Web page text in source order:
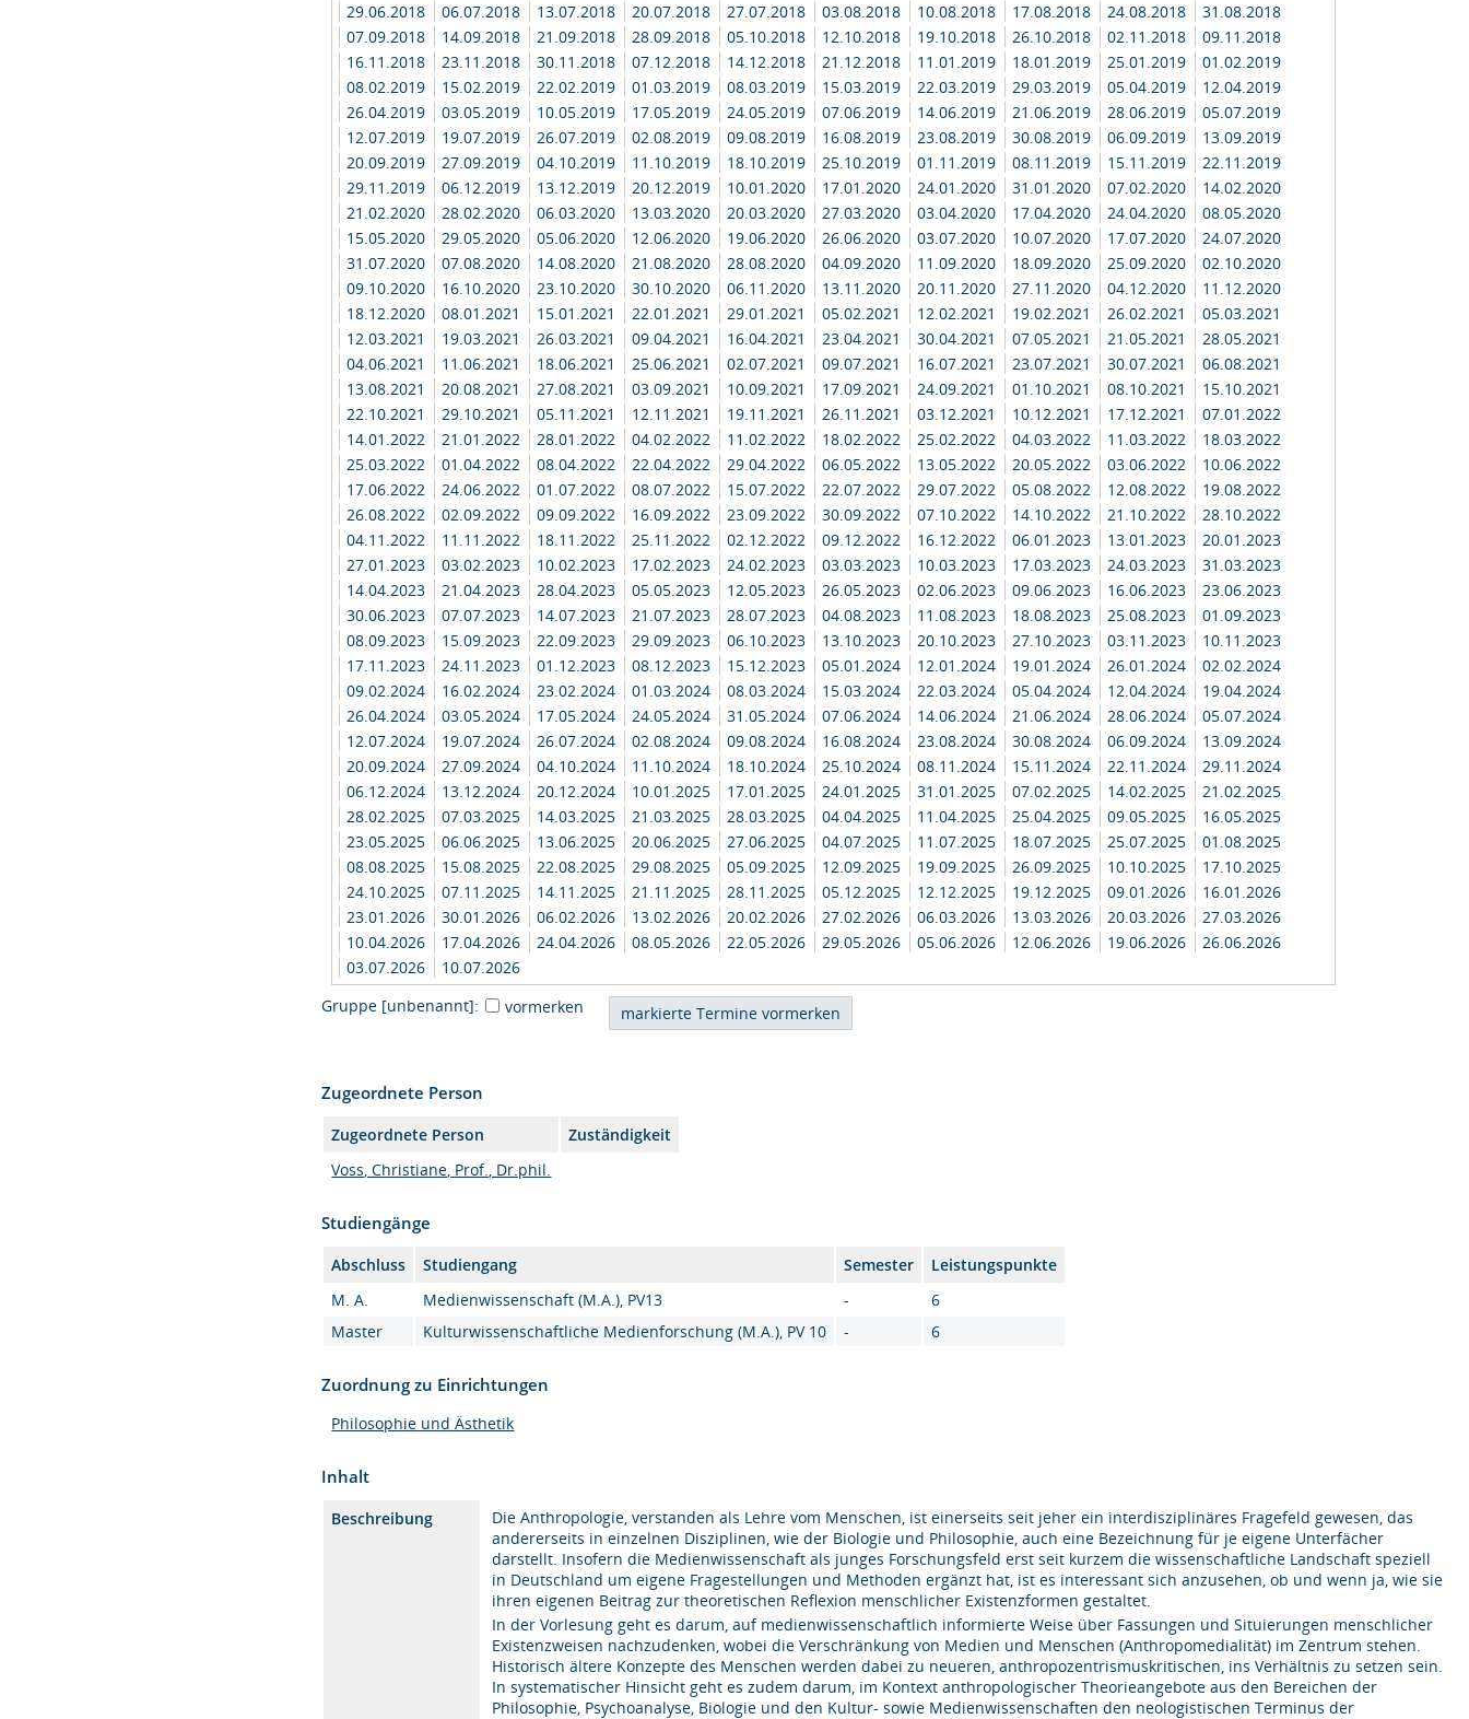
29.06.2018
06.07.2018 13.07.2018 20.07.2018 27.07.2018 03.08.2018 10.08.2018 17.08.2018 24.08.2018
31.08.2018
07.09.2018
14.09.2018 21.09.2018 28.09.2018 05.10.2018 12.10.2018 19.10.2018 26.10.2018 02.11.2018
09.11.2018
16.11.2018
23.11.2018 30.11.2018 07.12.2018 14.12.2018 21.12.2018 11.01.2019 18.01.2019 25.01.2019
01.02.2019
08.02.2019
15.02.2019 22.02.2019 01.03.2019 08.03.2019 15.03.2019 22.03.2019 29.03.2019 05.04.2019
12.04.2019
26.04.2019
03.05.2019 10.05.2019 17.05.2019 24.05.2019 07.06.2019 14.06.2019 21.06.2019 28.06.2019
05.07.2019
12.07.2019
19.07.2019 26.07.2019 02.08.2019 09.08.2019 16.08.2019 23.08.2019 30.08.2019 06.09.2019
13.09.2019
20.09.2019
27.09.2019 04.10.2019 11.10.2019 18.10.2019 25.10.2019 01.11.2019 08.11.2019 15.11.2019
22.11.2019
29.11.2019
06.12.2019 13.12.2019 20.12.2019 10.01.2020 17.01.2020 24.01.2020 31.01.2020 07.02.2020
14.02.2020
21.02.2020
28.02.2020 06.03.2020 13.03.2020 20.03.2020 27.03.2020 03.04.2020 17.04.2020 24.04.2020
08.05.2020
15.05.2020
29.05.2020 05.06.2020 12.06.2020 19.06.2020 26.06.2020 03.07.2020 10.07.2020 17.07.2020
24.07.2020
31.07.2020
07.08.2020 14.08.2020 21.08.2020 28.08.2020 04.09.2020 11.09.2020 18.09.2020 25.09.2020
02.10.2020
09.10.2020
16.10.2020 23.10.2020 30.10.2020 06.11.2020 13.11.2020 20.11.2020 27.11.2020 04.12.2020
11.12.2020
18.12.2020
08.01.2021 15.01.2021 22.01.2021 29.01.2021 05.02.2021 12.02.2021 19.02.2021 26.02.2021
05.03.2021
12.03.2021
19.03.2021 26.03.2021 09.04.2021 16.04.2021 23.04.2021 30.04.2021 07.05.2021 21.05.2021
28.05.2021
04.06.2021
11.06.2021 18.06.2021 25.06.2021 02.07.2021 09.07.2021 16.07.2021 23.07.2021 30.07.2021
06.08.2021
13.08.2021
20.08.2021 27.08.2021 03.09.2021 10.09.2021 17.09.2021 24.09.2021 01.10.2021 08.10.2021
15.10.2021
22.10.2021
29.10.2021 05.11.2021 12.11.2021 19.11.2021 26.11.2021 03.12.2021 10.12.2021 17.12.2021
07.01.2022
14.01.2022
21.01.2022 28.01.2022 04.02.2022 11.02.2022 18.02.2022 25.02.2022 04.03.2022 11.03.2022
18.03.2022
25.03.2022
01.04.2022 08.04.2022 22.04.2022 29.04.2022 06.05.2022 13.05.2022 20.05.2022 03.06.2022
10.06.2022
17.06.2022
24.06.2022 01.07.2022 08.07.2022 15.07.2022 22.07.2022 29.07.2022 05.08.2022 12.08.2022
19.08.2022
26.08.2022
02.09.2022 09.09.2022 16.09.2022 23.09.2022 30.09.2022 07.10.2022 14.10.2022 21.10.2022
28.10.2022
04.11.2022
11.11.2022 18.11.2022 25.11.2022 02.12.2022 09.12.2022 16.12.2022 06.01.2023 13.01.2023
20.01.2023
27.01.2023
03.02.2023 10.02.2023 17.02.2023 24.02.2023 03.03.2023 10.03.2023 17.03.2023 24.03.2023
31.03.2023
14.04.2023
21.04.2023 28.04.2023 05.05.2023 12.05.2023 26.05.2023 02.06.2023 09.06.2023 16.06.2023
23.06.2023
30.06.2023
07.07.2023 14.07.2023 21.07.2023 28.07.2023 04.08.2023 11.08.2023 18.08.2023 25.08.2023
01.09.2023
08.09.2023
15.09.2023 22.09.2023 29.09.2023 06.10.2023 13.10.2023 20.10.2023 27.10.2023 03.11.2023
10.11.2023
17.11.2023
24.11.2023 01.12.2023 08.12.2023 15.12.2023 05.01.2024 12.01.2024 19.01.2024 26.01.2024
02.02.2024
09.02.2024
16.02.2024 23.02.2024 01.03.2024 08.03.2024 15.03.2024 22.03.2024 05.04.2024 12.04.2024
19.04.2024
26.04.2024
03.05.2024 17.05.2024 24.05.2024 31.05.2024 07.06.2024 14.06.2024 21.06.2024 28.06.2024
05.07.2024
12.07.2024
19.07.2024 26.07.2024 02.08.2024 09.08.2024 16.08.2024 23.08.2024 30.08.2024 06.09.2024
13.09.2024
20.09.2024
27.09.2024 04.10.2024 11.10.2024 18.10.2024 25.10.2024 08.11.2024 15.11.2024 22.11.2024
29.11.2024
06.12.2024
13.12.2024 20.12.2024 10.01.2025 17.01.2025 24.01.2025 31.01.2025 07.02.2025 14.02.2025
21.02.2025
28.02.2025
07.03.2025 14.03.2025 21.03.2025 28.03.2025 04.04.2025 11.04.2025 25.04.2025 09.05.2025
16.05.2025
23.05.2025
06.06.2025 13.06.2025 20.06.2025 27.06.2025 04.07.2025 11.07.2025 18.07.2025 25.07.2025
01.08.2025
08.08.2025
15.08.2025 22.08.2025 29.08.2025 05.09.2025 12.09.2025 19.09.2025 26.09.2025 10.10.2025
17.10.2025
24.10.2025
07.11.2025 14.11.2025 21.11.2025 28.11.2025 05.12.2025 12.12.2025 19.12.2025 09.01.2026
16.01.2026
23.01.2026
30.01.2026 06.02.2026 13.02.2026 20.02.2026 27.02.2026 06.03.2026 13.03.2026 20.03.2026
27.03.2026
10.04.2026
17.04.2026 24.04.2026 08.05.2026 22.05.2026 29.05.2026 05.06.2026 12.06.2026 19.06.2026
26.06.2026
03.07.2026
10.07.2026
Gruppe [unbenannt]:
vormerken
Zugeordnete Person
Zugeordnete Person
Zuständigkeit
Voss, Christiane, Prof., Dr.phil.
Studiengänge
Abschluss Studiengang Semester
Leistungspunkte
M. A.
Medienwissenschaft (M.A.), PV13 -
6
Master
Kulturwissenschaftliche Medienforschung (M.A.), PV 10 - 6
Zuordnung zu Einrichtungen
Philosophie und Ästhetik
Inhalt
Beschreibung
Die Anthropologie, verstanden als Lehre vom Menschen, ist einerseits seit jeher ein interdisziplinäres Fragefeld gewesen, das
andererseits in einzelnen Disziplinen, wie der Biologie und Philosophie, auch eine Bezeichnung für je eigene Unterfächer
darstellt. Insofern die Medienwissenschaft als junges Forschungsfeld erst seit kurzem die wissenschaftliche Landschaft speziell
in Deutschland um eigene Fragestellungen und Methoden ergänzt hat, ist es interessant sich anzusehen, ob und wenn ja, wie sie
ihren eigenen Beitrag zur theoretischen Reflexion menschlicher Existenzformen gestaltet.
In der Vorlesung geht es darum, auf medienwissenschaftlich informierte Weise über Fassungen und Situierungen menschlicher
Existenzweisen nachzudenken, wobei die Verschränkung von Medien und Menschen (Anthropomedialität) im Zentrum stehen.
Historisch ältere Konzepte des Menschen werden dabei zu neueren, anthropozentrismuskritischen, ins Verhältnis zu setzen sein.
In systematischer Hinsicht geht es zudem darum, im Kontext anthropologischer Theorieangebote aus den Bereichen der
Philosophie, Psychoanalyse, Biologie und den Kultur- sowie Medienwissenschaften den neologistischen Terminus der